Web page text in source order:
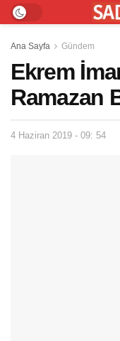
Ana Sayfa Gündem
Ekrem
Ramazan
4 Haziran 2019 - 09: 54